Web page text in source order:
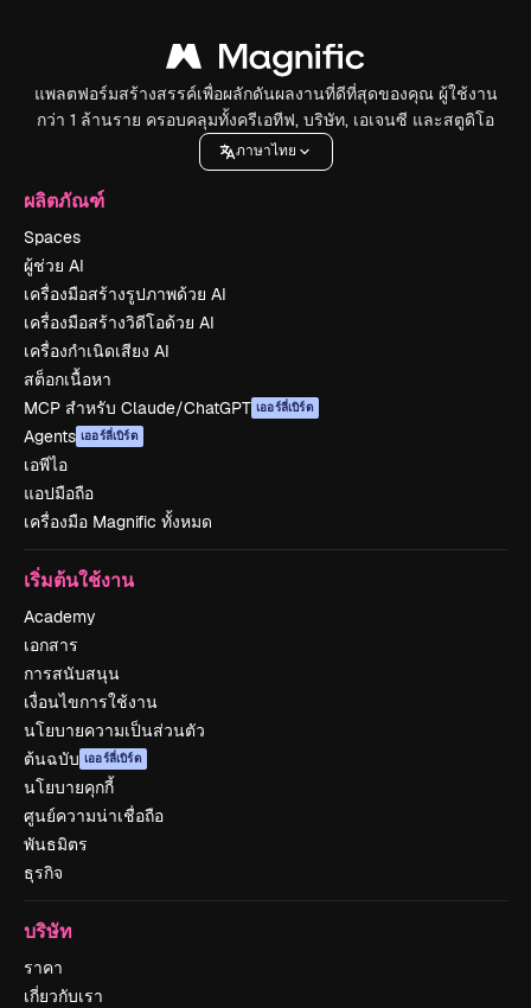
แพลตฟอร์มสร้างสรรค์เพื่อผลักดันผลงานที่ดีที่สุดของคุณ ผู้ใช้งาน
กว่า 1 ล้านราย ครอบคลุมทั้งครีเอทีฟ, บริษัท, เอเจนซี และสตูดิโอ
ภาษาไทย
ผลิตภัณฑ์
Spaces
ผู้ช่วย AI
เครื่องมือสร้างรูปภาพด้วย AI
เครื่องมือสร้างวิดีโอด้วย AI
เครื่องกำเนิดเสียง AI
สต็อกเนื้อหา
MCP สำหรับ Claude/ChatGPT เออร์ลี่เบิร์ด
Agents เออร์ลี่เบิร์ด
เอพีไอ
แอปมือถือ
เครื่องมือ Magnific ทั้งหมด
เริ่มต้นใช้งาน
Academy
เอกสาร
การสนับสนุน
เงื่อนไขการใช้งาน
นโยบายความเป็นส่วนตัว
ต้นฉบับ เออร์ลี่เบิร์ด
นโยบายคุกกี้
ศูนย์ความน่าเชื่อถือ
พันธมิตร
ธุรกิจ
บริษัท
ราคา
เกี่ยวกับเรา